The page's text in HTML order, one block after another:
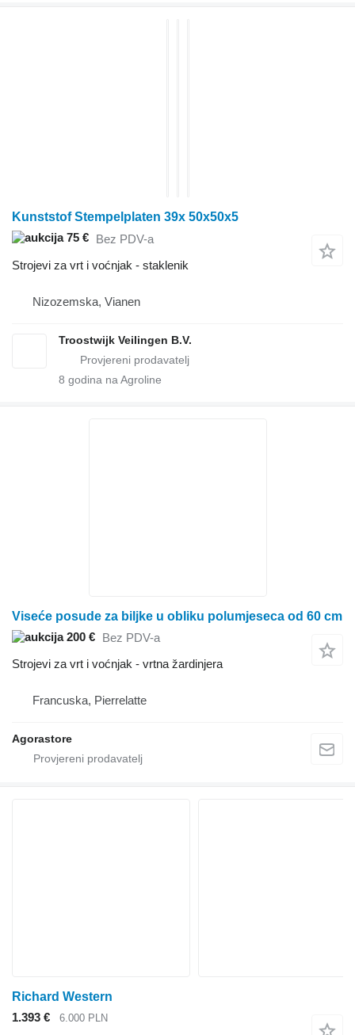
Kunststof Stempelplaten 39x 50x50x5
75 € Bez PDV-a
Strojevi za vrt i voćnjak - staklenik
Nizozemska, Vianen
Troostwijk Veilingen B.V.
8 godina na Agroline
Viseće posude za biljke u obliku polumjeseca od 60 cm
200 € Bez PDV-a
Strojevi za vrt i voćnjak - vrtna žardinjera
Francuska, Pierrelatte
Agorastore
Richard Western
1.393 €
6.000 PLN